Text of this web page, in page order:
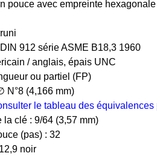
pouce avec empreinte
912 série ASME B18,3 1960
/ anglais, épais UNC
ou partiel (FP)
N°8 (4,166 mm)
le tableau des équivalences
clé : 9/64 (3,57 mm)
(pas) : 32
noir